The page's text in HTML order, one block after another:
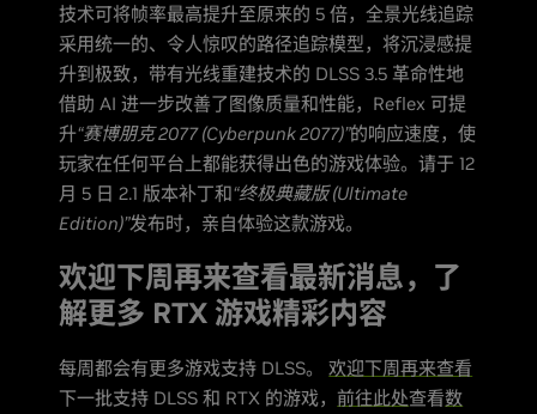
技术可将帧率最高提升至原来的 5 倍，全景光线追踪
采用统一的、令人惊叹的路径追踪模型，将沉浸感提
升到极致，带有光线重建技术的 DLSS 3.5 革命性地
借助 AI 进一步改善了图像质量和性能，Reflex 可提
升“赛博朋克 2077 (Cyberpunk 2077)”的响应速度，使
玩家在任何平台上都能获得出色的游戏体验。请于 12
月 5 日 2.1 版本补丁和“终极典藏版 (Ultimate
Edition)”发布时，亲自体验这款游戏。
欢迎下周再来查看最新消息，了
解更多 RTX 游戏精彩内容
每周都会有更多游戏支持 DLSS。欢迎下周再来查看
下一批支持 DLSS 和 RTX 的游戏，前往此处查看数